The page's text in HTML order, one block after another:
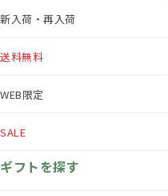
新入荷・再入荷
送料無料
WEB限定
SALE
ギフトを探す